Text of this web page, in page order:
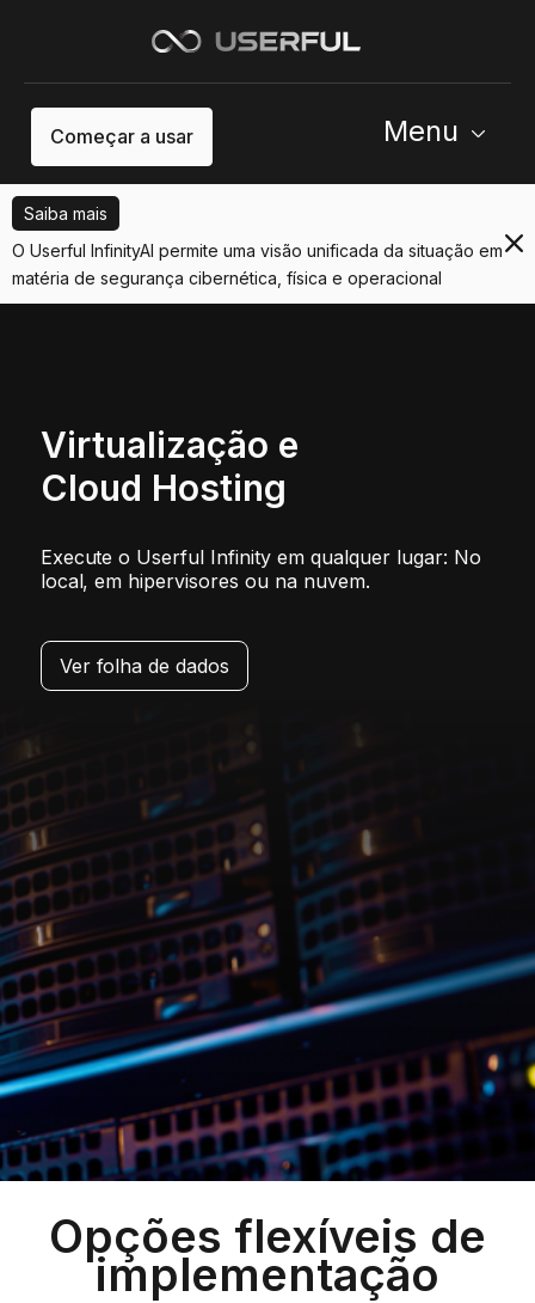
Começar a usar Menu
Saiba mais
O Userful InfinityAI permite uma visão unificada da situação em
matéria de segurança cibernética, física e operacional
Virtualização e
Cloud Hosting
Execute o Userful Infinity em qualquer lugar: No
local, em hipervisores ou na nuvem.
Ver folha de dados
Opções flexíveis de
implementação